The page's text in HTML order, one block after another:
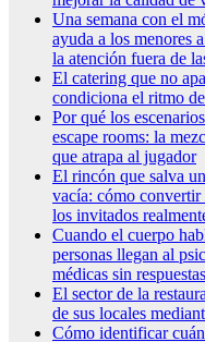
Una semana con el
ayuda a los menores
la atención fuera de
El catering que no
condiciona el ritmo
Por qué los
escape rooms: la
que atrapa al jugador
El rincón que salva
vacía: cómo convertir
los invitados
Cuando el cuerpo
personas llegan al
médicas sin
El sector de la
de sus locales
Cómo identificar